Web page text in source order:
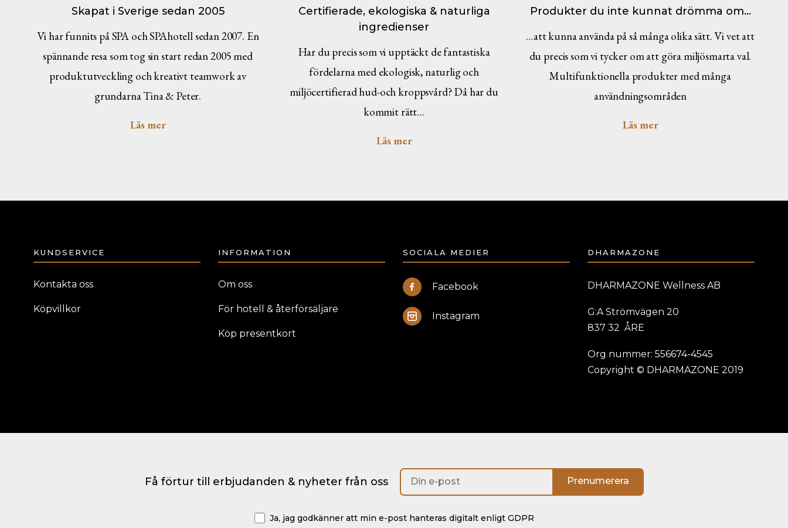
Skapat i Sverige sedan 2005
Vi har funnits på SPA och SPAhotell sedan 2007. En
spännande resa som tog sin start redan 2005 med
produktutveckling och kreativt teamwork av
grundarna Tina & Peter.
Läs mer
Certifierade, ekologiska & naturliga
ingredienser
Har du precis som vi upptäckt de fantastiska
fördelarna med ekologisk, naturlig och
miljöcertifierad hud-och kroppsvård? Då har du
kommit rätt…
Läs mer
Produkter du inte kunnat drömma om…
…att kunna använda på så många olika sätt. Vi vet att
du precis som vi tycker om att göra miljösmarta val.
Multifunktionella produkter med många
användningsområden
Läs mer
KUNDSERVICE
Kontakta oss
Köpvillkor
INFORMATION
Om oss
För hotell & återförsäljare
Köp presentkort
SOCIALA MEDIER
Facebook
Instagram
DHARMAZONE
DHARMAZONE Wellness AB
G:A Strömvägen 20
837 32 ÅRE
Org nummer: 556674-4545
Copyright © DHARMAZONE 2019
Få förtur till erbjudanden & nyheter från oss
Ja, jag godkänner att min e-post hanteras digitalt enligt GDPR